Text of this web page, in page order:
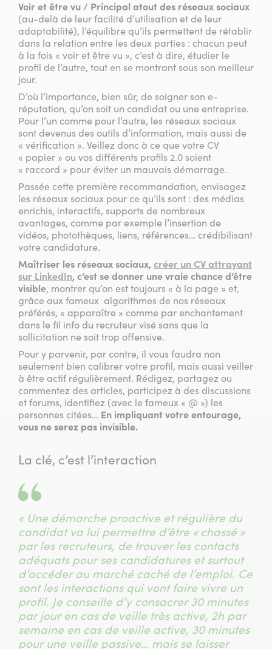
Voir et être vu / Principal atout des réseaux sociaux
(au-delà de leur facilité d’utilisation et de leur
adaptabilité), l’équilibre qu’ils permettent de rétablir
dans la relation entre les deux parties : chacun peut
à la fois « voir et être vu », c’est à dire, étudier le
profil de l’autre, tout en se montrant sous son meilleur
jour.
D’où l’importance, bien sûr, de soigner son e-
réputation, qu’on soit un candidat ou une entreprise.
Pour l’un comme pour l’autre, les réseaux sociaux
sont devenus des outils d’information, mais aussi de
« vérification ». Veillez donc à ce que votre CV
« papier » ou vos différents profils 2.0 soient
« raccord » pour éviter un mauvais démarrage.
Passée cette première recommandation, envisagez
les réseaux sociaux pour ce qu’ils sont : des médias
enrichis, interactifs, supports de nombreux
avantages, comme par exemple l’insertion de
vidéos, photothèques, liens, références… crédibilisant
votre candidature.
Maîtriser les réseaux sociaux, créer un CV attrayant
sur LinkedIn, c’est se donner une vraie chance d’être
visible, montrer qu’on est toujours « à la page » et,
grâce aux fameux algorithmes de nos réseaux
préférés, « apparaître » comme par enchantement
dans le fil info du recruteur visé sans que la
sollicitation ne soit trop offensive.
Pour y parvenir, par contre, il vous faudra non
seulement bien calibrer votre profil, mais aussi veiller
à être actif régulièrement. Rédigez, partagez ou
commentez des articles, participez à des discussions
et forums, identifiez (avec le fameux « @ ») les
personnes citées… En impliquant votre entourage,
vous ne serez pas invisible.
La clé, c’est l’interaction
« Une démarche proactive et régulière du
candidat va lui permettre d’être « chassé »
par les recruteurs, de trouver les contacts
adéquats pour ses candidatures et surtout
d’accéder au marché caché de l’emploi. Ce
sont les interactions qui vont faire vivre un
profil. Je conseille d’y consacrer 30 minutes
par jour en cas de veille très active, 2h par
semaine en cas de veille active, 30 minutes
pour une veille passive… mais se laisser